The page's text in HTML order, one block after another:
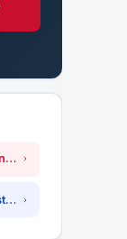
Voir toutes les offres de Lausanne Palace S.A.
Voir les offres en Hôtellerie, Restauration &amp; Tourisme